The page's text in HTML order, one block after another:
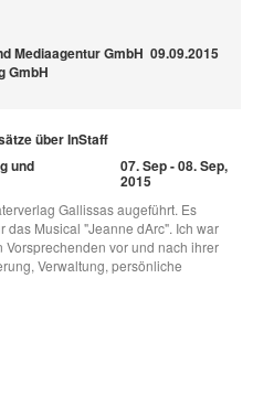
Mediaagentur GmbH
GmbH
09.09.2015
über InStaff
und
07. Sep - 08. Sep,
2015
Gallissas augeführt. Es
das Musical "Jeanne dArc". Ich war
vor und nach ihrer
Verwaltung, persönliche